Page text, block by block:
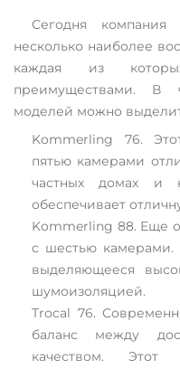
Сегодня компания
несколько наиболее
каждая из
преимуществами. В
моделей можно
Kommerling 76.
пятью камерами
частных домах и
обеспечивает
Kommerling 88. Еще
с шестью камерами.
выделяющееся
шумоизоляцией.
Trocal 76.
баланс между
качеством. Этот